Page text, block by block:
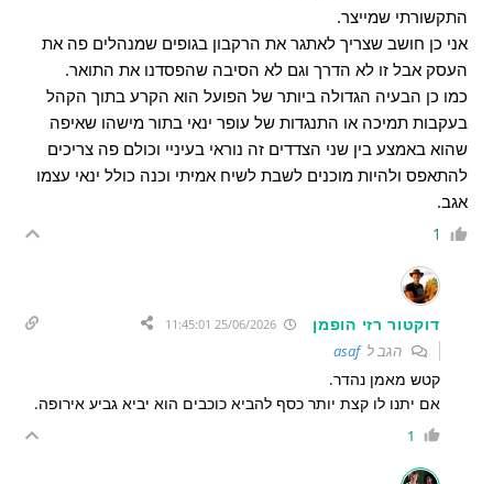
התקשורתי שמייצר.
אני כן חושב שצריך לאתגר את הרקבון בגופים שמנהלים פה את
העסק אבל זו לא הדרך וגם לא הסיבה שהפסדנו את התואר.
כמו כן הבעיה הגדולה ביותר של הפועל הוא הקרע בתוך הקהל
בעקבות תמיכה או התנגדות של עופר ינאי בתור מישהו שאיפה
שהוא באמצע בין שני הצדדים זה נוראי בעיניי וכולם פה צריכים
להתאפס ולהיות מוכנים לשבת לשיח אמיתי וכנה כולל ינאי עצמו
אגב.
1
דוקטור רזי הופמן
הגב לasaf
קטש מאמן נהדר.
אם יתנו לו קצת יותר כסף להביא כוכבים הוא יביא גביע אירופה.
1